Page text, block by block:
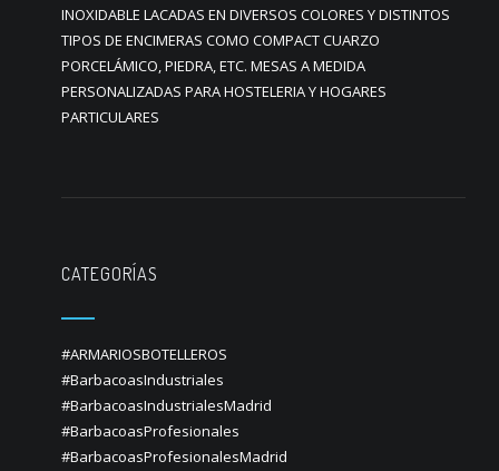
INOXIDABLE LACADAS EN DIVERSOS COLORES Y DISTINTOS
TIPOS DE ENCIMERAS COMO COMPACT CUARZO
PORCELÁMICO, PIEDRA, ETC. MESAS A MEDIDA
PERSONALIZADAS PARA HOSTELERIA Y HOGARES
PARTICULARES
CATEGORÍAS
#ARMARIOSBOTELLEROS
#BarbacoasIndustriales
#BarbacoasIndustrialesMadrid
#BarbacoasProfesionales
#BarbacoasProfesionalesMadrid